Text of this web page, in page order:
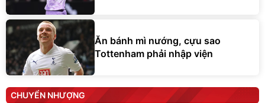
Ăn bánh mì nướng, cựu sao
Tottenham phải nhập viện
CHUYỂN NHƯỢNG